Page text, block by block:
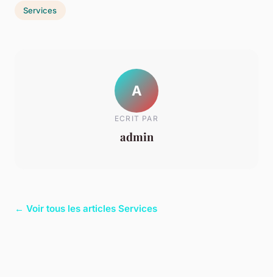
Services
A
ECRIT PAR
admin
← Voir tous les articles Services